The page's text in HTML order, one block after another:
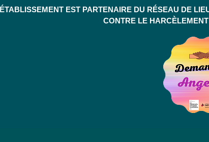
EST PARTENAIRE DU RÉSEAU DE
CONTRE LE